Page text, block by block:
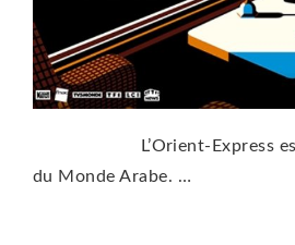
L’Orient-Express est à
du Monde Arabe. …